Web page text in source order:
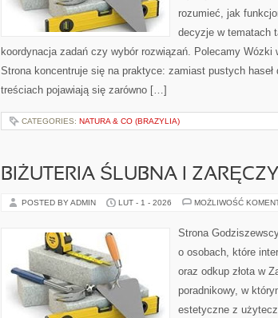
rozumieć, jak
decyzje w tematach
koordynacja zadań czy wybór rozwiązań. Polecamy Wózki
Strona koncentruje się na praktyce: zamiast pustych
treściach pojawiają się zarówno […]
CATEGORIES: NATURA & CO (BRAZYLIA)
BIŻUTERIA ŚLUBNA I
POSTED BY ADMIN LUT - 1 - 2026 MOŻLIWOŚĆ
Strona
o osobach, które
oraz odkup złota w
poradnikowy, w
estetyczne z